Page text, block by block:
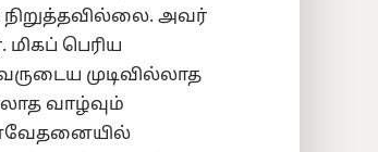
அவர்
பெரிய
முடிவில்லாத
வாழ்வும்